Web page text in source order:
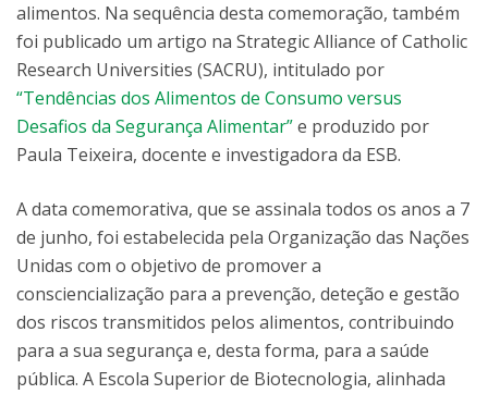
alimentos. Na sequência desta comemoração, também
foi publicado um artigo na Strategic Alliance of Catholic
Research Universities (SACRU), intitulado por
“Tendências dos Alimentos de Consumo versus
Desafios da Segurança Alimentar”e produzido por
Paula Teixeira, docente e investigadora da ESB.
A data comemorativa, que se assinala todos os anos a 7
de junho, foi estabelecida pela Organização das Nações
Unidas com o objetivo de promover a
consciencialização para a prevenção, deteção e gestão
dos riscos transmitidos pelos alimentos, contribuindo
para a sua segurança e, desta forma, para a saúde
pública. A Escola Superior de Biotecnologia, alinhada